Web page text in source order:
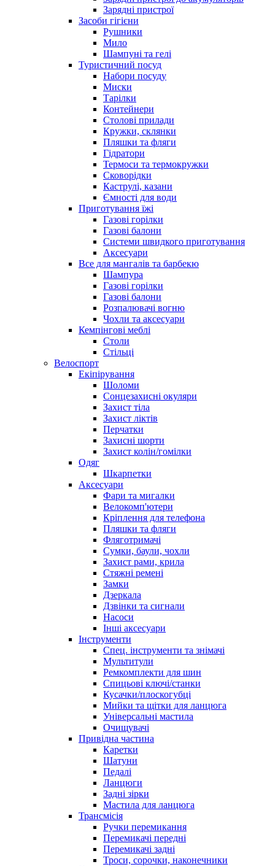
Зарядні пристрої
Засоби гігієни
Рушники
Мило
Шампуні та гелі
Туристичний посуд
Набори посуду
Миски
Тарілки
Контейнери
Столові прилади
Кружки, склянки
Пляшки та фляги
Гідратори
Термоси та термокружки
Сковорідки
Каструлі, казани
Ємності для води
Приготування їжі
Газові горілки
Газові балони
Системи швидкого приготування
Аксесуари
Все для мангалів та барбекю
Шампура
Газові горілки
Газові балони
Розпалювачі вогню
Чохли та аксесуари
Кемпінгові меблі
Столи
Стільці
Велоспорт
Екіпірування
Шоломи
Сонцезахисні окуляри
Захист тіла
Захист ліктів
Перчатки
Захисні шорти
Захист колін/гомілки
Одяг
Шкарпетки
Аксесуари
Фари та мигалки
Велокомп'ютери
Кріплення для телефона
Пляшки та фляги
Фляготримачі
Сумки, баули, чохли
Захист рами, крила
Стяжні ремені
Замки
Дзеркала
Дзвінки та сигнали
Насоси
Інші аксесуари
Інструменти
Спец. інструменти та знімачі
Мультитули
Ремкомплекти для шин
Спицьові ключі/станки
Кусачки/плоскогубці
Мийки та щітки для ланцюга
Універсальні мастила
Очищувачі
Привідна частина
Каретки
Шатуни
Педалі
Ланцюги
Задні зірки
Мастила для ланцюга
Трансмісія
Ручки перемикання
Перемикачі передні
Перемикачі задні
Троси, сорочки, наконечники